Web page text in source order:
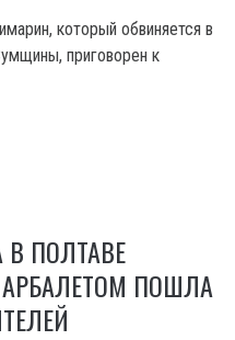
который обвиняется в
приговорен к
В ПОЛТАВЕ
АРБАЛЕТОМ ПОШЛА